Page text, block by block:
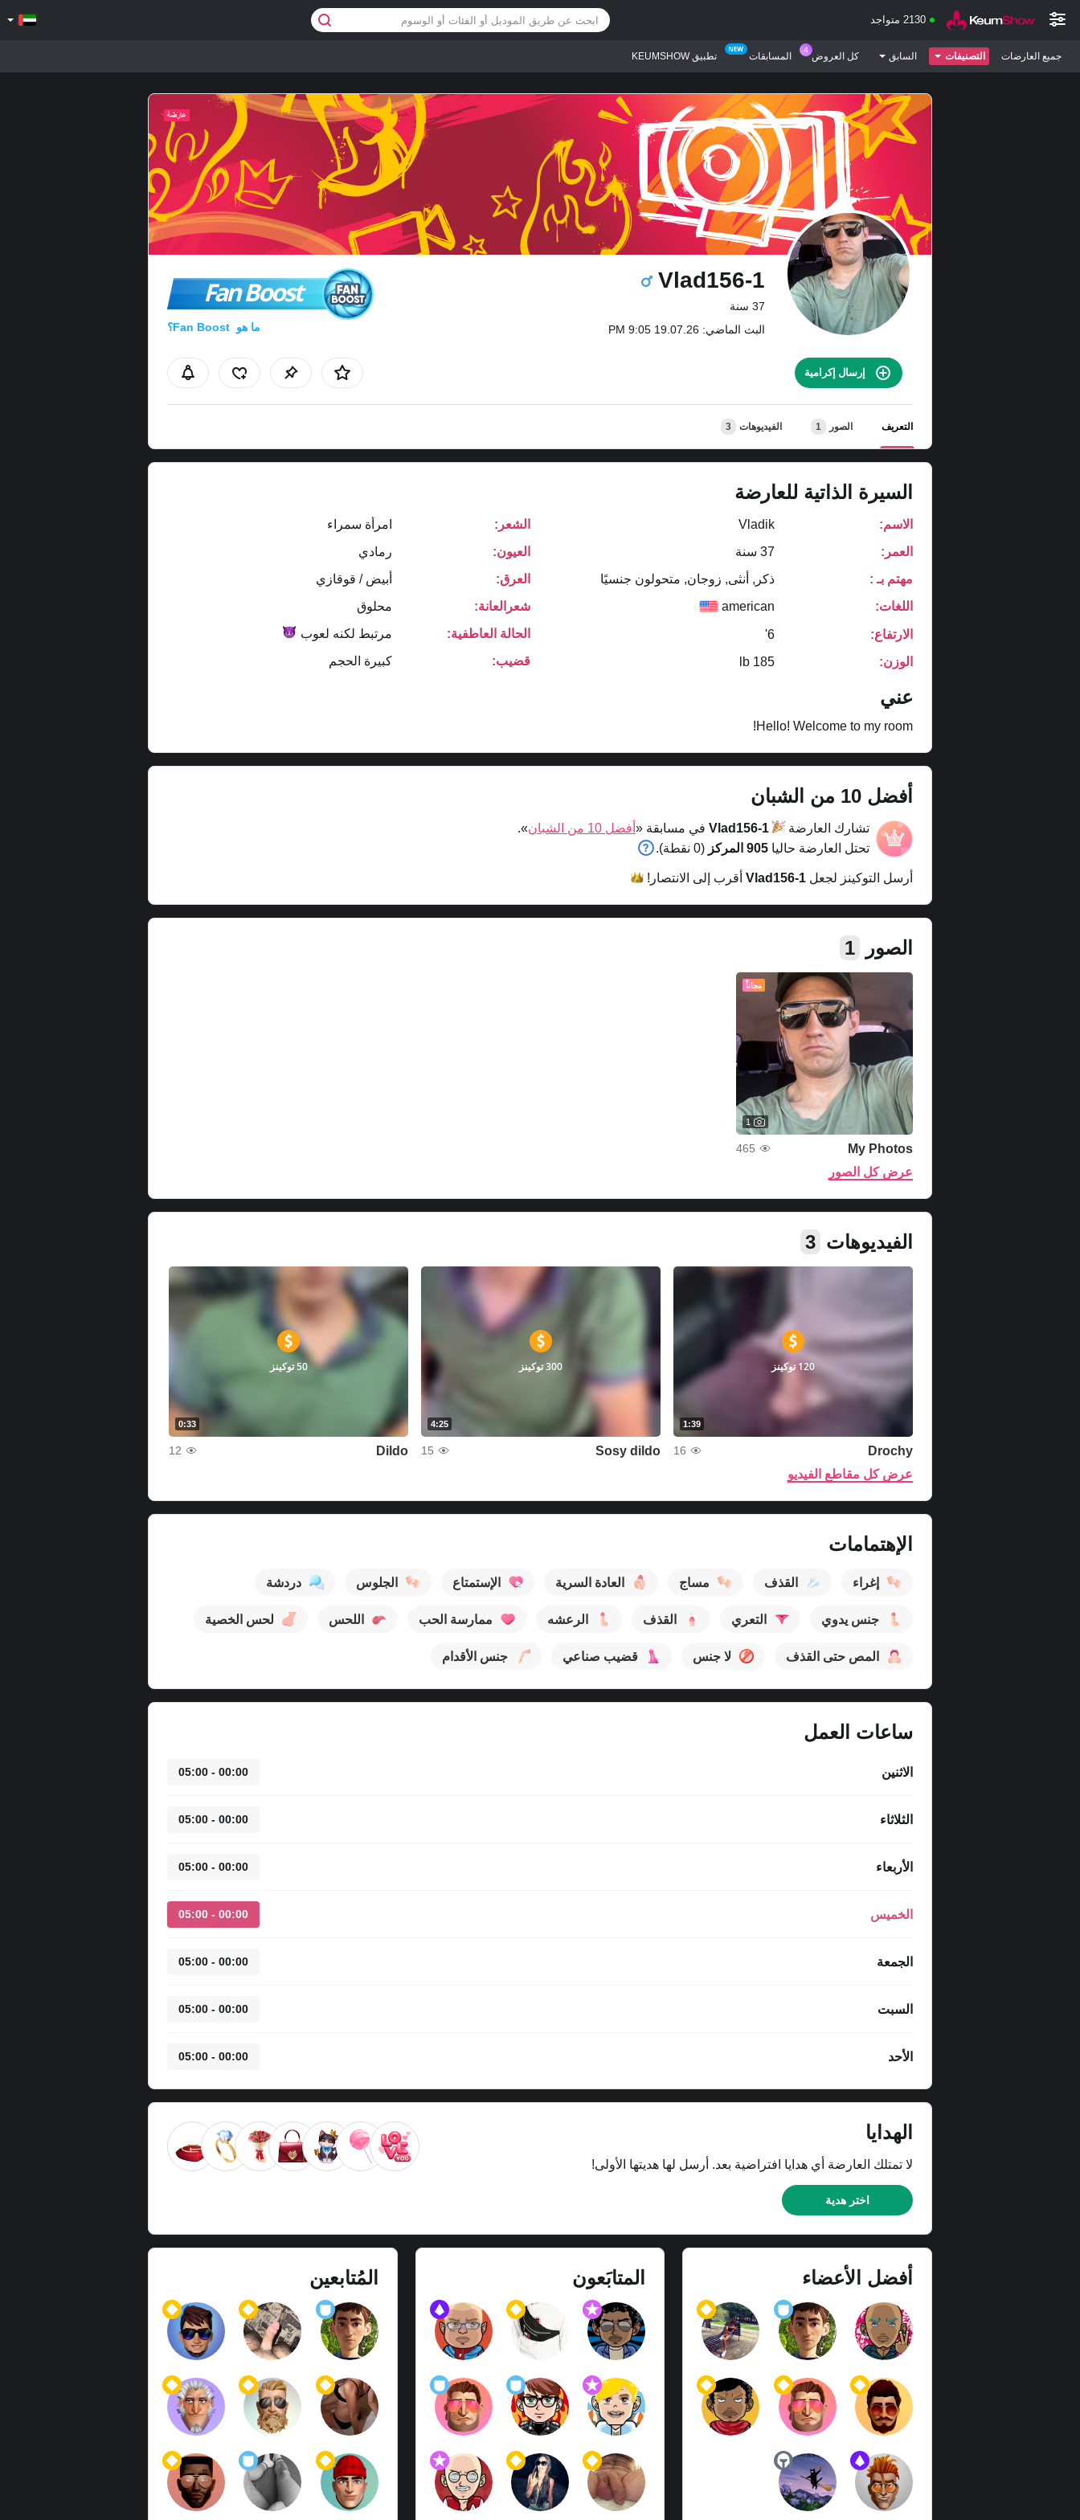
2130 متواجد
جميع العارضات التصنيفات السابق كل العروض المسابقات تطبيق KEUMSHOW
Vlad156-1
37 سنة
البث الماضي: 19.07.26 9:05 PM
Fan Boost
ما هو Fan Boost؟
إرسال إكرامية
التعريف الصور 1 الفيديوهات 3
السيرة الذاتية للعارضة
الاسم:
Vladik
العمر:
37 سنة
مهتم بـ :
ذكر, أنثى, زوجان, متحولون جنسيًا
اللغات:
american
الارتفاع:
6'
الوزن:
185 lb
الشعر:
امرأة سمراء
العيون:
رمادي
العرق:
أبيض / قوقازي
شعرالعانة:
محلوق
الحالة العاطفية:
مرتبط لكنه لعوب
قضيب:
كبيرة الحجم
عني
Hello! Welcome to my room!
أفضل 10 من الشبان
تشارك العارضة Vlad156-1 في مسابقة « أفضل 10 من الشبان
».
تحتل العارضة حاليا 905 المركز (0 نقطة).
أرسل التوكينز لجعل Vlad156-1 أقرب إلى الانتصار!
الصور 1
مجاناً
1
My Photos
465
عرض كل الصور
الفيديوهات 3
1:39
120 توكينز
Drochy
16
4:25
300 توكينز
Sosy dildo
15
0:33
50 توكينز
Dildo
12
عرض كل مقاطع الفيديو
الإهتمامات
إغراء القذف مساج العادة السرية الإستمتاع الجلوس دردشة
جنس يدوي التعري القذف الرعشه ممارسة الحب اللحس لحس الخصية
المص حتى القذف لا جنس قضيب صناعي جنس الأقدام
ساعات العمل
الاثنين 00:00 - 05:00
الثلاثاء 00:00 - 05:00
الأربعاء 00:00 - 05:00
الخميس 00:00 - 05:00
الجمعة 00:00 - 05:00
السبت 00:00 - 05:00
الأحد 00:00 - 05:00
الهدايا
لا تمتلك العارضة أي هدايا افتراضية بعد. أرسل لها هديتها الأولى!
اختر هدية
أفضل الأعضاء المتابَعون المُتابعين